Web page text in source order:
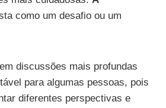
como um desafio ou um
em discussões mais profundas
para algumas pessoas, pois
diferentes perspectivas e